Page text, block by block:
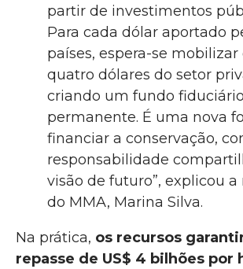
partir de investimentos
Para cada dólar aportado
países, espera-se mobilizar
quatro dólares do setor
criando um fundo fiduciário
permanente. É uma nova
financiar a conservação,
responsabilidade
visão de futuro”, explicou a
do MMA, Marina Silva.
Na prática, os recursos
repasse de US$ 4 bilhões por